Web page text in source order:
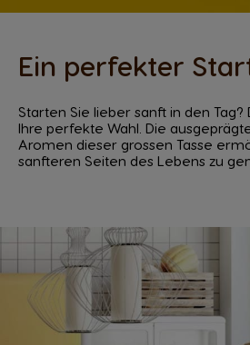
Ein perfekter
Starten Sie lieber sanft in den
Ihre perfekte Wahl. Die
Aromen dieser grossen Tasse
sanfteren Seiten des Lebens zu